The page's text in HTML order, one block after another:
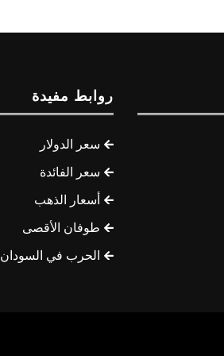
روابط مفيدة
سعر الدولار
سعر الفائدة
أسعار الذهب
طوفان الأقصى
الحرب في السودان